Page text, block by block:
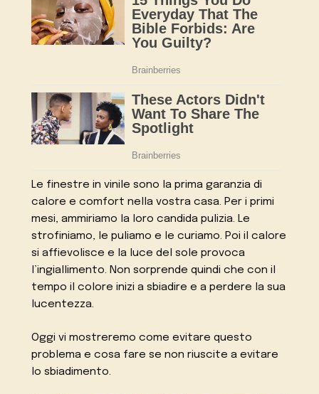
Le finestre in vinile sono la prima garanzia di
calore e comfort nella vostra casa. Per i primi
mesi, ammiriamo la loro candida pulizia. Le
strofiniamo, le puliamo e le curiamo. Poi il calore
si affievolisce e la luce del sole provoca
l’ingiallimento. Non sorprende quindi che con il
tempo il colore inizi a sbiadire e a perdere la sua
lucentezza.
Oggi vi mostreremo come evitare questo
problema e cosa fare se non riuscite a evitare
lo sbiadimento.